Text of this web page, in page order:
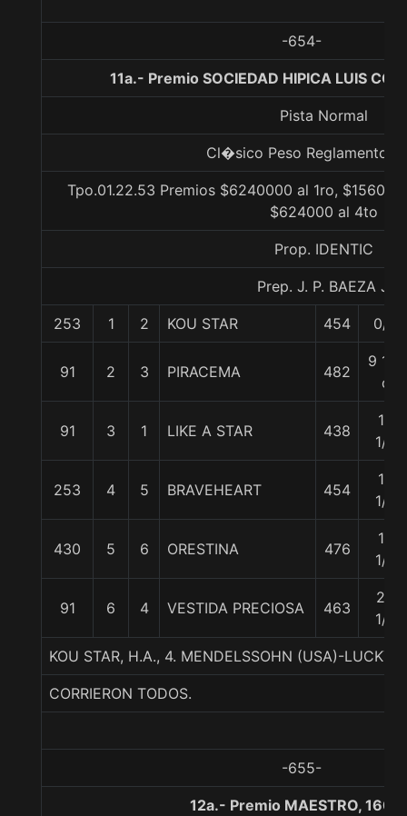
-654-
11a.- Premio SOCIEDAD HIPICA LUIS
Pista Normal
Cl�sico Peso Reglamento
Tpo.01.22.53 Premios $6240000 al 1ro,
$624000 al 4to
Prop. IDENTIC
Prep. J. P. BAEZA J.
253 1 2 KOU STAR 454 0/0
91 2 3 PIRACEMA 482
9 1/2
c
91 3 1 LIKE A STAR 438
12
1/2
253 4 5 BRAVEHEART 454
15
1/4
430 5 6 ORESTINA 476
16
1/4
91 6 4 VESTIDA PRECIOSA 463
25
1/4
KOU STAR, H.A., 4. MENDELSSOHN (USA)-LUCKY
CORRIERON TODOS.
-655-
12a.- Premio MAESTRO,